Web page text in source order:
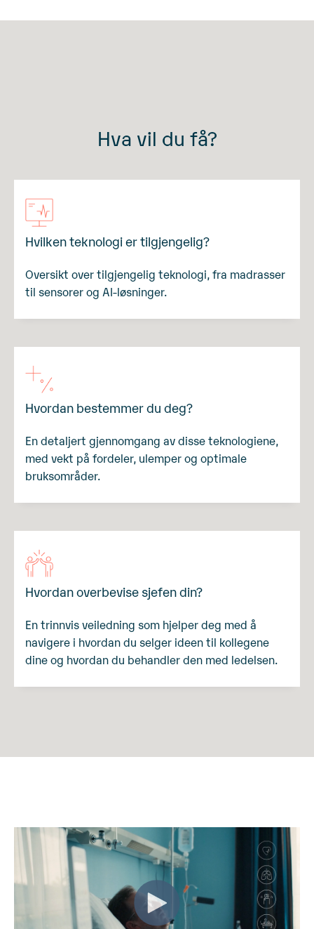
Hva vil du få?
Hvilken teknologi er tilgjengelig?
Oversikt over tilgjengelig teknologi, fra madrasser
til sensorer og AI-løsninger.
Hvordan bestemmer du deg?
En detaljert gjennomgang av disse teknologiene,
med vekt på fordeler, ulemper og optimale
bruksområder.
Hvordan overbevise sjefen din?
En trinnvis veiledning som hjelper deg med å
navigere i hvordan du selger ideen til kollegene
dine og hvordan du behandler den med ledelsen.